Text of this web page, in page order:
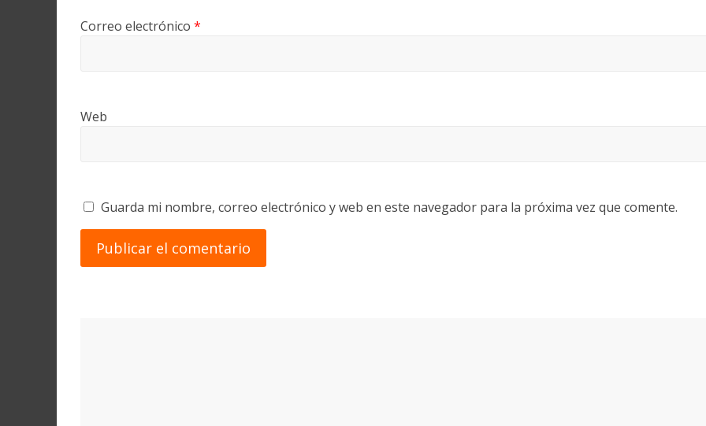
Correo electrónico *
Web
Guarda mi nombre, correo electrónico y web en este navegador para la próxima vez que comente.